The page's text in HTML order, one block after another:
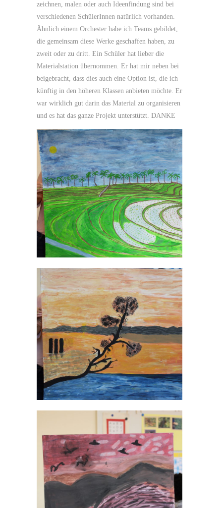
zeichnen, malen oder auch Ideenfindung sind bei
verschiedenen SchülerInnen natürlich vorhanden.
Ähnlich einem Orchester habe ich Teams gebildet,
die gemeinsam diese Werke geschaffen haben, zu
zweit oder zu dritt. Ein Schüler hat lieber die
Materialstation übernommen. Er hat mir neben bei
beigebracht, dass dies auch eine Option ist, die ich
künftig in den höheren Klassen anbieten möchte. Er
war wirklich gut darin das Material zu organisieren
und es hat das ganze Projekt unterstützt. DANKE